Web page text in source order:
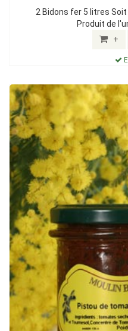
2 Bidons fer 5 litres Soit
Produit de
+